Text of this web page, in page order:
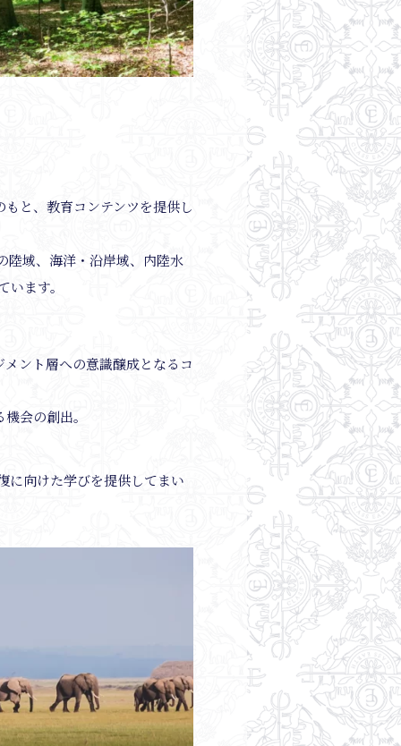
と、教育コンテンツを提供し
陸域、海洋・沿岸域、内陸水
ます。
ント層への意識醸成となるコ
会の創出。
に向けた学びを提供してまい